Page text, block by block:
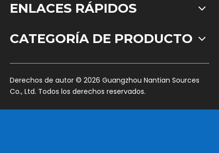
ENLACES RÁPIDOS
CATEGORÍA DE PRODUCTO
​Derechos de autor © 2026 Guangzhou Nantian Sources
Co., Ltd. Todos los derechos reservados.